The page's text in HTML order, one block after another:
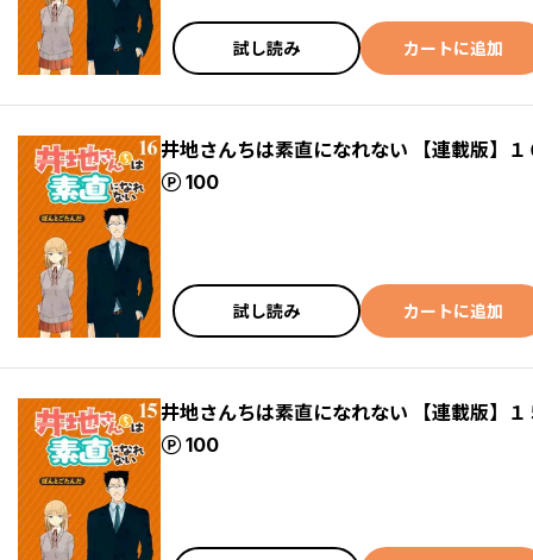
試し読み カートに追加
井地さんちは素直になれない 【連載版】１
100
ポイント
試し読み カートに追加
井地さんちは素直になれない 【連載版】１
100
ポイント